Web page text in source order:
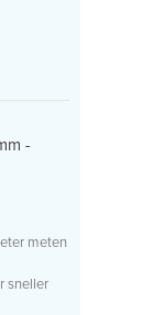
-
meten
sneller